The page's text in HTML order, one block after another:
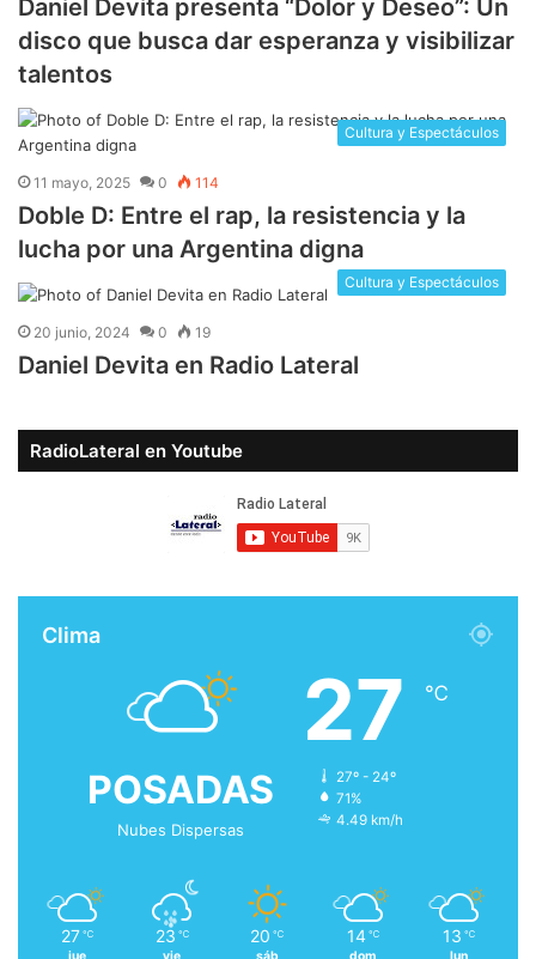
Daniel Devita presenta “Dolor y Deseo”: Un
disco que busca dar esperanza y visibilizar
talentos
Cultura y Espectáculos
11 mayo, 2025 0 114
Doble D: Entre el rap, la resistencia y la
lucha por una Argentina digna
Cultura y Espectáculos
20 junio, 2024 0 19
Daniel Devita en Radio Lateral
RadioLateral en Youtube
Clima
POSADAS
Nubes Dispersas
27 ℃
27º - 24º
71%
4.49 km/h
27 ℃
jue
23 ℃
vie
20 ℃
sáb
14 ℃
dom
13 ℃
lun